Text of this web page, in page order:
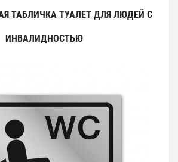
ТАБЛИЧКА ТУАЛЕТ ДЛЯ ЛЮДЕЙ С
ИНВАЛИДНОСТЬЮ